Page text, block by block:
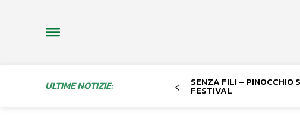
ULTIME NOTIZIE: SENZA FILI – PINOCCHIO
FESTIVAL